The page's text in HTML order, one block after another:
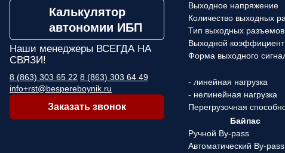
Калькулятор
автономии ИБП
Наши менеджеры ВСЕГДА НА
СВЯЗИ!
8 (863) 303 65 22 8 (863) 303 64 49
info+rst@bespereboynik.ru
Заказать звонок
Выходное напряжение
Количество выходных
Тип выходных разъемов
Выходной
Форма выходного
- линейная нагрузка
- нелинейная нагрузка
Перегрузочная
Байпас
Ручной By-pass
Автоматический By-pass